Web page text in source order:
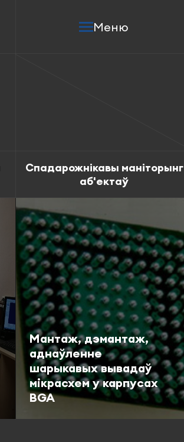
Меню
Спадарожнікавы маніторынг
аб'ектаў
Мантаж, дэмантаж,
аднаўленне
шарыкавых вывадаў
мікрасхем у карпусах
BGA